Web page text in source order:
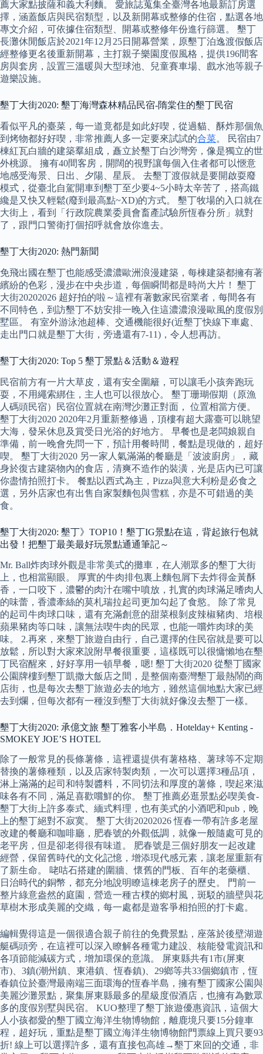
薦大家點披薩和義大利麵。 愛旅誌蒐集全臺灣各地最新訂房選
擇，涵蓋飯店與民宿類型，以及新開幕或整修的住宿，點選各地
專文介紹，可依據住宿類型、開幕或整修年份進行篩選。 墾丁
長灘休閒飯店於2021年12月25日開幕營業，原墾丁泊逸渡假飯店
經整修更名後重新開幕，主打親子樂園度假風格，提供196間客
房與套房，設置三溫暖與大型球池、兒童賽車場、戲水池等親子
遊樂設施。
墾丁大街2020: 墾丁海灣森林精品民宿-隋棠住的墾丁民宿
看似平凡的臺菜，每一道竟都是如此好喫，從過貓、酥炸那個魚
到烤物都好好喫，非常推薦人多一定要來試試的合菜。 民宿由7
棟紅瓦白牆的建築羣組成，矗立於墾丁白沙灣旁，像是獨立的世
外桃源。 擁有40間客房，開闊的視野讓每個入住者都可以愜意
地感受海景、日出、夕陽、星辰。 去墾丁渡假就是要開啟耍廢
模式，從臺北自駕開車到墾丁至少要4~5小時太辛苦了，搭高鐵
纔是又快又輕鬆(廢到最高點~XD)的方式。 墾丁牧場的入口就在
大街上，看到「行政院農業委員會畜產試驗所恆春分所」就對
了，跟門口警衛打個招呼就會放你進去。
墾丁大街2020: 熱門新聞
免飛出國在墾丁也能感受濃濃歐洲浪漫建築，每棟建築都擁有著
繽紛的色彩，漫步在中央步道，每個瞬間都是時尚大片！ 墾丁
大街20202026 超好拍的啦～這裡有著數家民宿業者，每間各有
不同特色，到訪墾丁不妨安排一晚入住這濃濃浪漫歐風的度假別
墅區。 有室外游泳池超棒、交通機能很好(近墾丁快線下車處、
走出門口就是墾丁大街，旁邊還有7-11)，令人想再訪。
墾丁大街2020: Top 5 墾丁景點＆活動＆遊程
民宿前方有一片大草皮，還有安全圍籬，可以讓毛小孩奔跑玩
耍，不用繩索綁住，主人也可以很放心。 墾丁珊瑚假期（原漁
人碼頭民宿）民宿位置就在南灣沙灘正對面， 位置相當方便。
墾丁大街2020 2020年2月重新整修過，頂樓有超大露臺可以眺望
大海，發呆休息及賞受日光浴的好地方。 早餐也是老闆娘親自
準備，前一晚會先問一下，預計用餐時間，餐點是現做的，超好
喫。 墾丁大街2020 另一家人氣滿滿的餐廳是「波波廚房」，藏
身於復古建築物內的食店，清爽不造作的裝潢，光是店內已可讓
你盡情拍照打卡。 餐點以西式為主，Pizza與意大利粉是必食之
選，另外店家也有出售自家製麵包與雪糕，亦是不可錯過的美
食。
墾丁大街2020: 墾丁》TOP10！墾丁IG景點在這，背起旅行包就
出發！把墾丁最美最好玩景點通通筆記～
Mr. Ball炸肉球外觀是非常美式的攤車，在人潮眾多的墾丁大街
上，也相當顯眼。 厚實的牛肉排包裏上麵包屑下去炸得金黃酥
香，一口咬下，濃鬱的肉汁在嘴中噴放，扎實的肉球滿足嗜肉人
的味蕾，香濃牽絲的莫札瑞拉起司更加勾起了食慾。 除了常見
的起司牛肉球口味，還有充滿創意的甜菜根剝皮辣椒豬肉、培根
蘋果豬肉等口味，讓無法喫牛肉的民眾，也能一嚐炸肉球的美
味。 2.再來，來墾丁旅遊自由行，自己選擇的住民宿就是要可以
放鬆，所以對大家來說附早餐很重要，這樣既可以很慵懶地在墾
丁民宿醒來，好好享用一頓早餐，嗯! 墾丁大街2020 從墾丁國家
公園牌樓到墾丁凱撒大飯店之間，是整個南臺灣墾丁最熱鬧的商
店街，也是每次去墾丁旅遊必去的地方，雖然這個地點大家已經
去到爛，但每次都有一種沒到墾丁大街就好像沒去墾丁一樣。
墾丁大街2020: 承億文旅 墾丁雅客小半島．Hotelday+ Kenting -
SMOKEY JOE’S HOTEL
除了一般常見的長條薯條，這裡還提供有薯格格、薯球等不定期
替換的薯條種類，以及店家特製肉類，一次可以選擇3種品項，
淋上滿滿的起司和特製醬料，不同切法和厚度的薯條，喫起來滋
味各有不同，滿足喜歡嚐鮮的你。 墾丁推薦必逛景點必喫美食-
墾丁大街上許多泰式、緬式料理，也有美式的小酒吧和pub，晚
上的墾丁絕對不寂寞。 墾丁大街20202026 恆春一帶有許多老屋
改建的餐廳和咖啡廳，肥春號的外觀低調，就像一般隨處可見的
老平房，但是卻老得很有味道。 肥春號是三個好朋友一起改建
經營，保留舊時代的文化記憶，增添現代感元素，讓老屋重新有
了新生命。 咾咕石搭建的圍牆、懷舊的門板、百年的老藥櫃、
日治時代的銅幣，都充分地說明瞭這棟老房子的歷史。 門前一
整片綠意盎然的庭園，營造一種古樸的鄉村風，斑駁的牆壁與花
草樹木形成美麗的交織，每一處都是遊客爭相拍照的打卡處。
編輯覺得這是一個很適合親子前往的免費景點，座落於後壁湖遊
艇碼頭旁，在這裡可以深入瞭解各種電力建設、核能發電資訊和
各項節能減碳方式，增加環保的意識。 屏東縣共有1市(屏東
市)、3鎮(潮州鎮、東港鎮、恆春鎮)、29鄉等共33個鄉鎮市，恆
春鎮位於臺灣最南端三面環海的恆春半島，擁有墾丁國家公園與
美麗沙灘景點，聚集屏東縣最多的星級度假酒店，也擁有為數眾
多的度假別墅與民宿。 KUO整理了墾丁旅遊優惠資訊，這個大
人小孩都愛的墾丁國立海洋生物博物館，離鹿境只要15分鐘車
程，超好玩，重點是墾丁國立海洋生物博物館門票線上買只要93
折! 線上可以選擇許多，還有直接包高雄→墾丁來回的交通，非